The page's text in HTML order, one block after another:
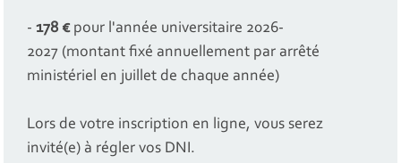
- 178 € pour l'année universitaire 2026-
2027 (montant fixé annuellement par arrêté
ministériel en juillet de chaque année)
Lors de votre inscription en ligne, vous serez
invité(e) à régler vos DNI.